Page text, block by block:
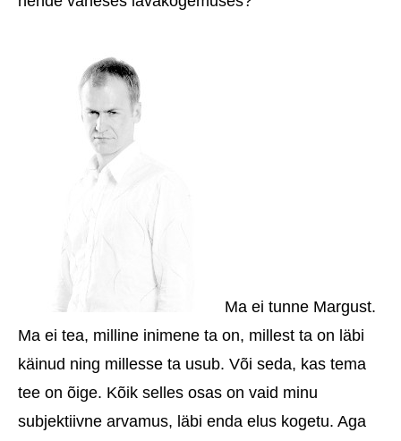
Ma ei tunne Margust.
Ma ei tea, milline inimene ta on, millest ta on läbi
käinud ning millesse ta usub. Või seda, kas tema
tee on õige. Kõik selles osas on vaid minu
subjektiivne arvamus, läbi enda elus kogetu. Aga